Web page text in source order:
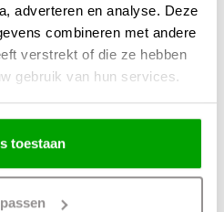
adverteren en analyse. Deze
combineren met andere
verstrekt of die ze hebben
gebruik van hun services.
toestaan
35 Watt
Nee